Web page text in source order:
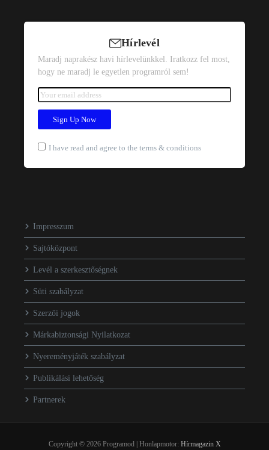
Hírlevél
Maradj naprakész havi hírlevelünkkel. Iratkozz fel most,
hogy ne maradj le egyetlen programról sem!
I have read and agree to the terms & conditions
Impresszum
Sajtóközpont
Levél a szerkesztőségnek
Süti szabályzat
Szerzői jogok
Márkabiztonsági Nyilatkozat
Nyereményjáték szabályzat
Publikálási lehetőség
Partnerek
Copyright © 2026 Programod | Honlapmotor: Hírmagazin X